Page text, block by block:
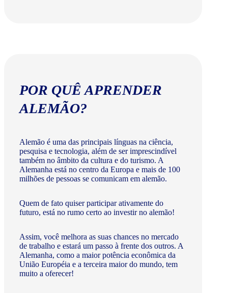
POR QUÊ APRENDER
ALEMÃO?
Alemão é uma das principais línguas na ciência,
pesquisa e tecnologia, além de ser imprescindível
também no âmbito da cultura e do turismo. A
Alemanha está no centro da Europa e mais de 100
milhões de pessoas se comunicam em alemão.
Quem de fato quiser participar ativamente do
futuro, está no rumo certo ao investir no alemão!
Assim, você melhora as suas chances no mercado
de trabalho e estará um passo à frente dos outros. A
Alemanha, como a maior potência econômica da
União Européia e a terceira maior do mundo, tem
muito a oferecer!​